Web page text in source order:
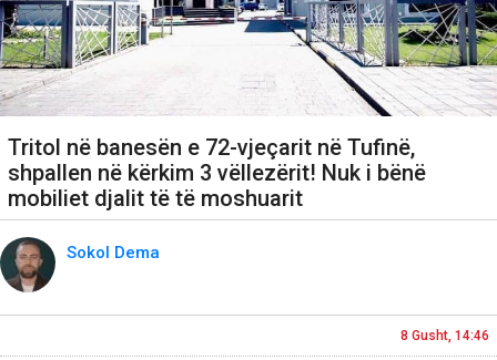
Tritol në banesën e 72-vjeçarit në Tufinë,
shpallen në kërkim 3 vëllezërit! Nuk i bënë
mobiliet djalit të të moshuarit
Sokol Dema
8 Gusht, 14:46